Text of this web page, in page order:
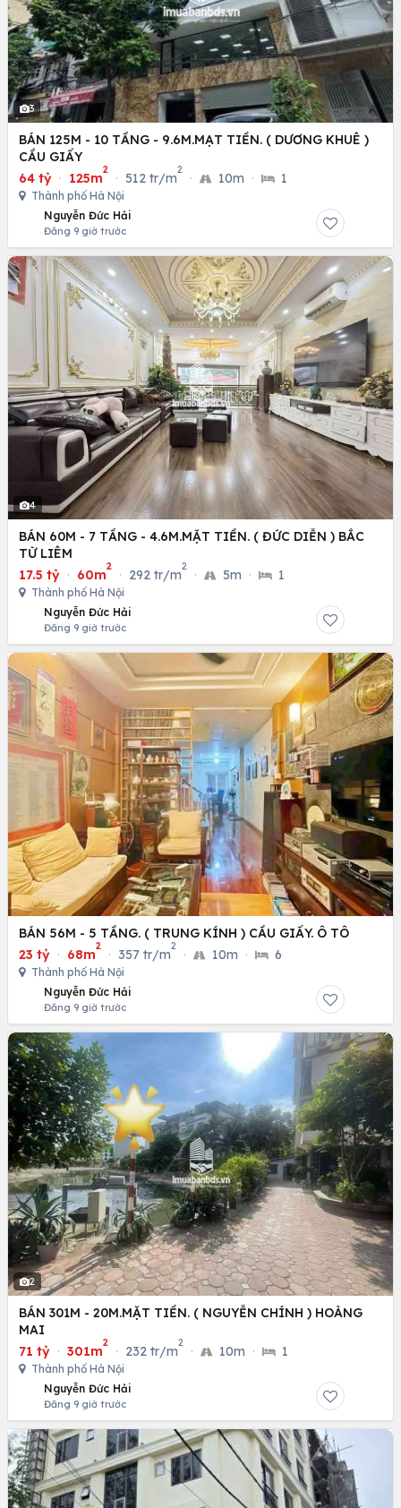
3
BÁN 125M - 10 TẦNG - 9.6M.MẠT TIỀN. ( DƯƠNG KHUÊ )
CẦU GIẤY
64 tỷ · 125m
2
· 512 tr/m
2
· 10m · 1
Thành phố Hà Nội
Nguyễn Đức Hải
Đăng 9 giờ trước
4
BÁN 60M - 7 TẦNG - 4.6M.MẶT TIỀN. ( ĐỨC DIỄN ) BẮC
TỪ LIÊM
17.5 tỷ · 60m
2
· 292 tr/m
2
· 5m · 1
Thành phố Hà Nội
Nguyễn Đức Hải
Đăng 9 giờ trước
BÁN 56M - 5 TẦNG. ( TRUNG KÍNH ) CẦU GIẤY. Ô TÔ
23 tỷ · 68m
2
· 357 tr/m
2
· 10m · 6
Thành phố Hà Nội
Nguyễn Đức Hải
Đăng 9 giờ trước
2
BÁN 301M - 20M.MẶT TIỀN. ( NGUYỄN CHÍNH ) HOÀNG
MAI
71 tỷ · 301m
2
· 232 tr/m
2
· 10m · 1
Thành phố Hà Nội
Nguyễn Đức Hải
Đăng 9 giờ trước